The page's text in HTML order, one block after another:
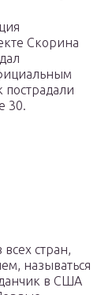
Скорина
пострадали
30.
стран,
называться
в США